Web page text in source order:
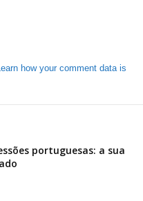
how your comment data is
portuguesas: a sua